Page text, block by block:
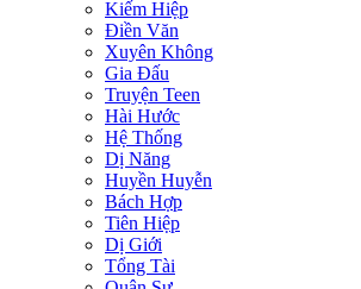
Kiếm Hiệp
Điền Văn
Xuyên Không
Gia Đấu
Truyện Teen
Hài Hước
Hệ Thống
Dị Năng
Huyền Huyễn
Bách Hợp
Tiên Hiệp
Dị Giới
Tổng Tài